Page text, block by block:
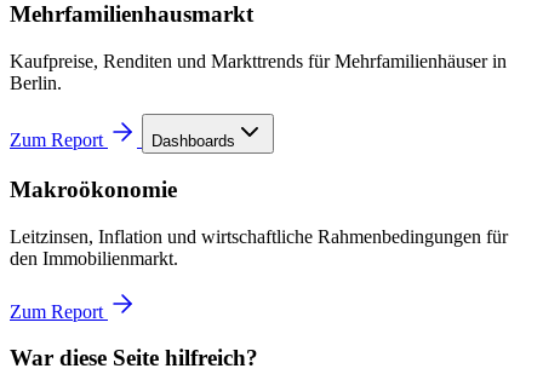
Mehrfamilienhausmarkt
Kaufpreise, Renditen und Markttrends für Mehrfamilienhäuser in
Berlin.
Zum Report Dashboards
Makroökonomie
Leitzinsen, Inflation und wirtschaftliche Rahmenbedingungen für
den Immobilienmarkt.
Zum Report
War diese Seite hilfreich?